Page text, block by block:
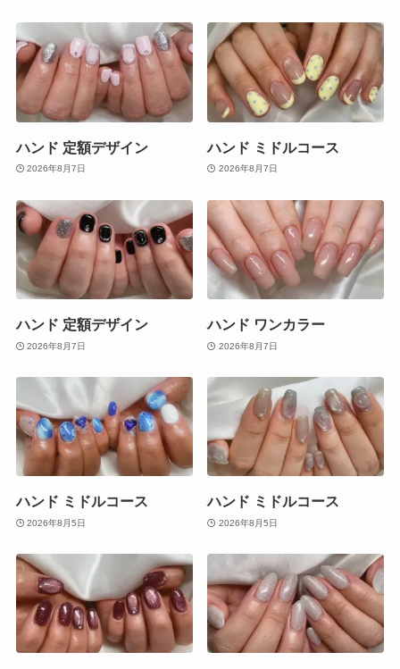
ハンド 定額デザイン
2026年8月7日
ハンド ミドルコース
2026年8月7日
ハンド 定額デザイン
2026年8月7日
ハンド ワンカラー
2026年8月7日
ハンド ミドルコース
2026年8月5日
ハンド ミドルコース
2026年8月5日